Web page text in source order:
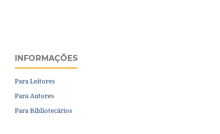
INFORMAÇÕES
Para Leitores
Para Autores
Para Bibliotecários